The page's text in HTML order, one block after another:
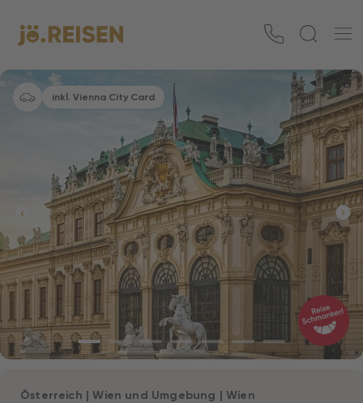
inkl. Vienna City Card
Österreich |Wien und Umgebung | Wien